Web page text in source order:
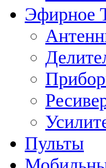
Эфирное
Пульты